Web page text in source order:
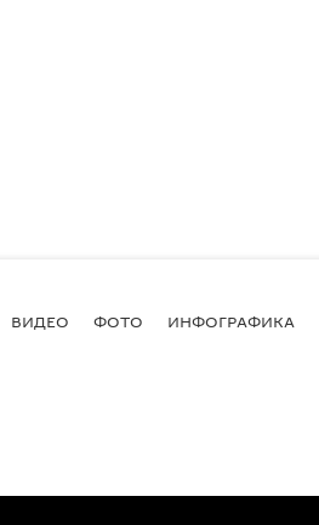
ВИДЕО ФОТО ИНФОГРАФИКА